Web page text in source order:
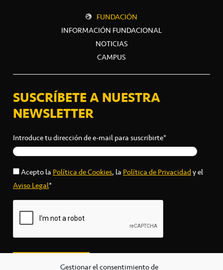
Gestionar el consentimiento de
FUNDACIÓN
INFORMACIÓN FUNDACIONAL
NOTICIAS
CAMPUS
SUSCRÍBETE A NUESTRA
NEWSLETTER
Introduce tu dirección de e-mail para suscribirte*
Acepto laPolítica de Cookies, laPolítica de Privacidady el
Aviso Legal*